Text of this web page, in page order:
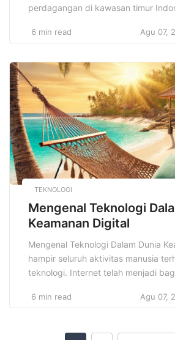
perdagangan di kawasan timur
Nusantara. Kota ini memiliki
khasnya, menggabungkan cita
khas Sulawesi dengan pengaruh
bangsa yang […]
6 min read Agu 07,
TEKNOLOGI
Mengenal Teknologi
Keamanan Digital
Mengenal Teknologi Dalam Dunia
hampir seluruh aktivitas manusia
teknologi. Internet telah menjadi
berkomunikasi, berbelanja, hingga
6 min read Agu 07,